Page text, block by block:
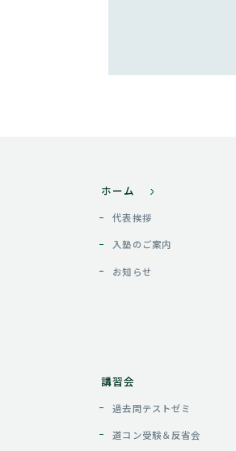
ホーム
代表挨拶
入塾のご案内
お知らせ
講習会
過去問テストゼミ
道コン受験＆反省会